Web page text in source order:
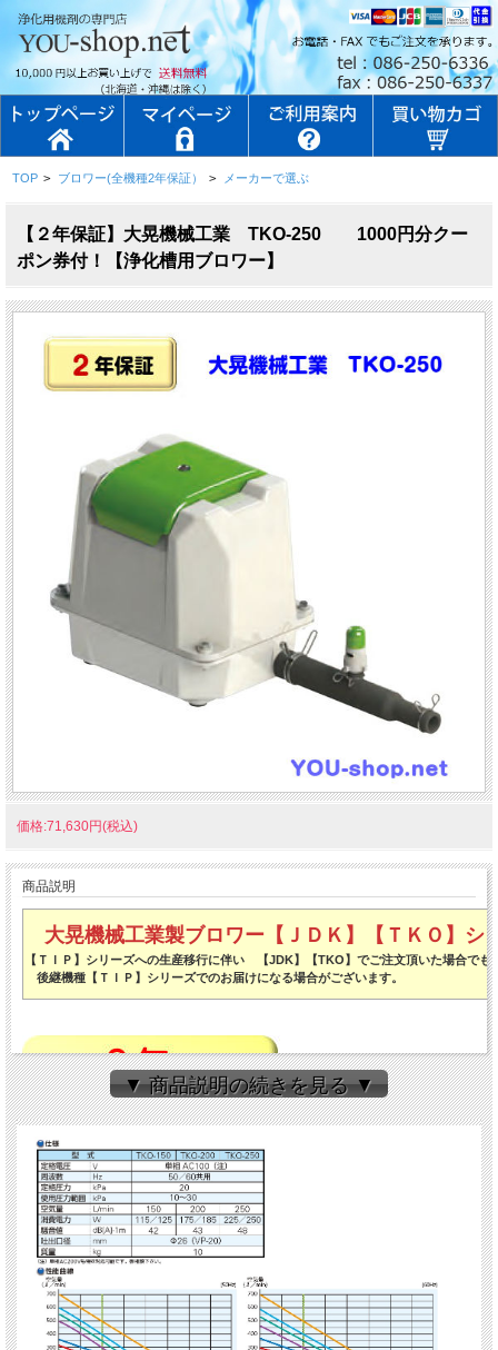
TOP > ブロワー(全機種2年保証） > メーカーで選ぶ
【２年保証】大晃機械工業 TKO-250 1000円分クー
ポン券付！【浄化槽用ブロワー】
価格:71,630円(税込)
商品説明
大晃機械工業製ブロワー【ＪＤＫ】【ＴＫＯ】シ
【ＴＩＰ】シリーズへの生産移行に伴い 【JDK】【TKO】でご注文頂いた
後継機種【ＴＩＰ】シリーズでのお届けになる場合がございます。
ダイアフラム方式ブロワ
●A.Sデバイス搭載
●H.T. 構造による長寿命化
▼ 商品説明の続きを見る ▼